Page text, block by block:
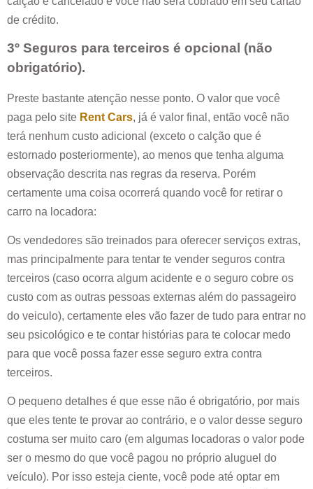
de crédito.
3º Seguros para terceiros é opcional (não
obrigatório).
Preste bastante atenção nesse ponto. O valor que você
paga pelo site Rent Cars, já é valor final, então você não
terá nenhum custo adicional (exceto o calção que é
estornado posteriormente), ao menos que tenha alguma
observação descrita nas regras da reserva. Porém
certamente uma coisa ocorrerá quando você for retirar o
carro na locadora:
Os vendedores são treinados para oferecer serviços extras,
mas principalmente para tentar te vender seguros contra
terceiros (caso ocorra algum acidente e o seguro cobre os
custo com as outras pessoas externas além do passageiro
do veiculo), certamente eles vão fazer de tudo para entrar no
seu psicológico e te contar histórias para te colocar medo
para que você possa fazer esse seguro extra contra
terceiros.
O pequeno detalhes é que esse não é obrigatório, por mais
que eles tente te provar ao contrário, e o valor desse seguro
costuma ser muito caro (em algumas locadoras o valor pode
ser o mesmo do que você pagou no próprio aluguel do
veículo). Por isso esteja ciente, você pode até optar em